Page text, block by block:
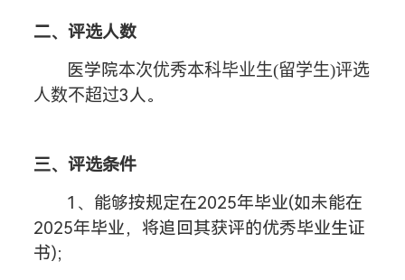
二、评选人数
医学院本次优秀本科毕业生(留学生)评选
人数不超过3人。
三、评选条件
1、能够按规定在2025年毕业(如未能在
2025年毕业，将追回其获评的优秀毕业生证
书);